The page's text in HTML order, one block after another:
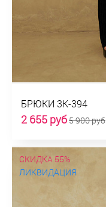
БРЮКИ 3К-394
2 655 руб5 900 руб
СКИДКА 55%
ЛИКВИДАЦИЯ